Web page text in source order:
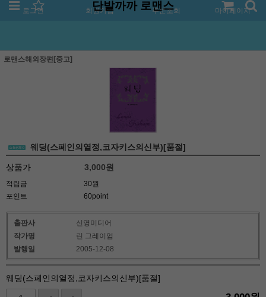
로그인 회원가입 주문조회 마이페이지
단발까까 로맨스
로맨스해외장편[중고]
웨딩(스페인의열정,코자키스의신부)[품절]
상품가 3,000원
적립금
30원
포인트
60point
출판사
신영미디어
작가명
린 그레이엄
발행일
2005-12-08
웨딩(스페인의열정,코자키스의신부)[품절]